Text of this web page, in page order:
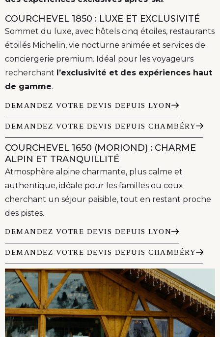
COURCHEVEL 1850 : LUXE ET EXCLUSIVITÉ
Sommet du luxe, avec hôtels cinq étoiles, restaurants
étoilés Michelin, vie nocturne animée et services de
conciergerie premium. Idéal pour les voyageurs
recherchant l’exclusivité et des expériences haut
de gamme.
DEMANDEZ VOTRE DEVIS DEPUIS LYON
DEMANDEZ VOTRE DEVIS DEPUIS CHAMBÉRY
COURCHEVEL 1650 (MORIOND) : CHARME
ALPIN ET TRANQUILLITÉ
Atmosphère alpine charmante, plus calme et
authentique, idéale pour les familles ou ceux
cherchant un séjour paisible, tout en restant proche
des pistes.
DEMANDEZ VOTRE DEVIS DEPUIS LYON
DEMANDEZ VOTRE DEVIS DEPUIS CHAMBÉRY